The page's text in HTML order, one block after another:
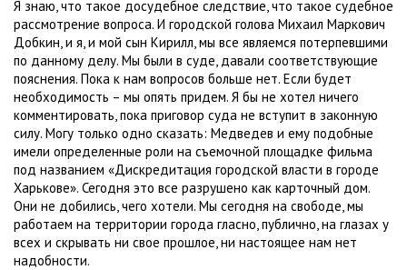
Я знаю, что такое досудебное следствие, что такое судебное
рассмотрение вопроса. И городской голова Михаил Маркович
Добкин, и я, и мой сын Кирилл, мы все являемся потерпевшими
по данному делу. Мы были в суде, давали соответствующие
пояснения. Пока к нам вопросов больше нет. Если будет
необходимость – мы опять придем. Я бы не хотел ничего
комментировать, пока приговор суда не вступит в законную
силу. Могу только одно сказать: Медведев и ему подобные
имели определенные роли на съемочной площадке фильма
под названием «Дискредитация городской власти в городе
Харькове». Сегодня это все разрушено как карточный дом.
Они не добились, чего хотели. Мы сегодня на свободе, мы
работаем на территории города гласно, публично, на глазах у
всех и скрывать ни свое прошлое, ни настоящее нам нет
надобности.